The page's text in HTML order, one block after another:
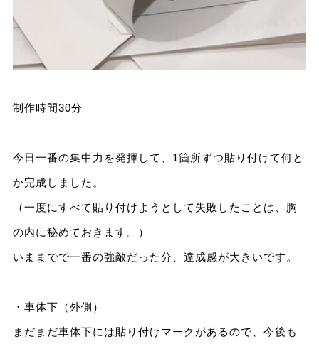
制作時間30分
今日一番の集中力を発揮して、1箇所ずつ貼り付けて何と
か完成しました。
（一度にすべて貼り付けようとして失敗したことは、胸
の内に秘めておきます。）
いままでで一番の強敵だった分、達成感が大きいです。
・車体下（外側）
まだまだ車体下には貼り付けマークがあるので、今後も